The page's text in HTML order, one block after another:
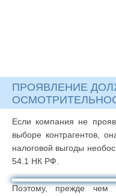
ПРОЯВЛЕНИЕ
Если компания не
выборе контрагентов,
налоговой выгоды
54.1 НК РФ.
Поэтому, прежде чем